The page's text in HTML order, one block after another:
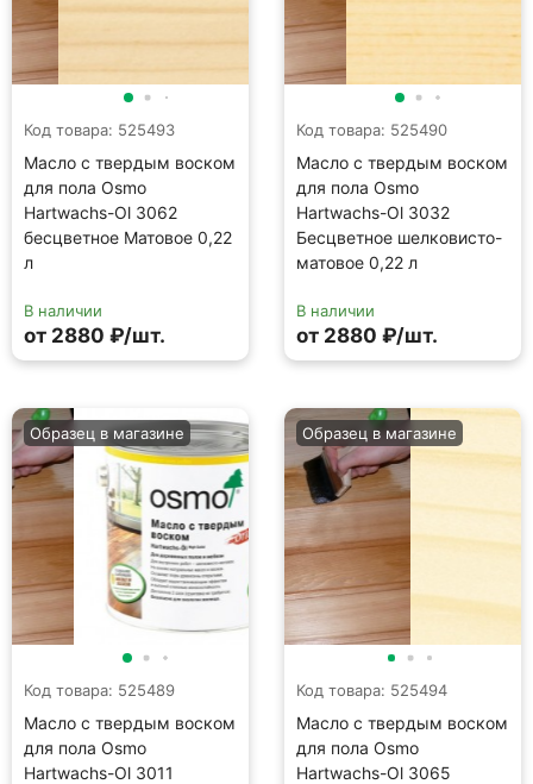
Код товара: 525493
Масло с твердым воском
для пола Osmo
Hartwachs-Ol 3062
бесцветное Матовое 0,22
л
В наличии
от 2880 ₽/шт.
Код товара: 525490
Масло с твердым воском
для пола Osmo
Hartwachs-Ol 3032
Бесцветное шелковисто-
матовое 0,22 л
В наличии
от 2880 ₽/шт.
Код товара: 525489
Масло с твердым воском
для пола Osmo
Hartwachs-Ol 3011
Образец в магазине
Код товара: 525494
Масло с твердым воском
для пола Osmo
Hartwachs-Ol 3065
Образец в магазине